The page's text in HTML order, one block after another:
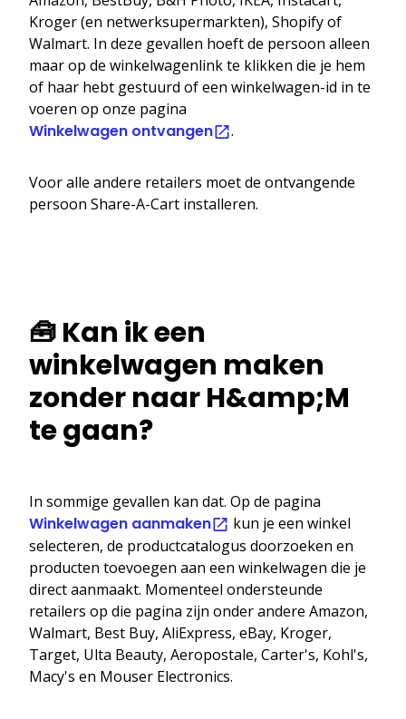
Kroger (en netwerksupermarkten), Shopify of
Walmart. In deze gevallen hoeft de persoon alleen
maar op de winkelwagenlink te klikken die je hem
of haar hebt gestuurd of een winkelwagen-id in te
voeren op onze pagina
Winkelwagen ontvangen .
Voor alle andere retailers moet de ontvangende
persoon Share-A-Cart installeren.
🧰 Kan ik een
winkelwagen maken
zonder naar H&amp;M
te gaan?
In sommige gevallen kan dat. Op de pagina
Winkelwagen aanmaken
kun je een winkel
selecteren, de productcatalogus doorzoeken en
producten toevoegen aan een winkelwagen die je
direct aanmaakt. Momenteel ondersteunde
retailers op die pagina zijn onder andere Amazon,
Walmart, Best Buy, AliExpress, eBay, Kroger,
Target, Ulta Beauty, Aeropostale, Carter's, Kohl's,
Macy's en Mouser Electronics.